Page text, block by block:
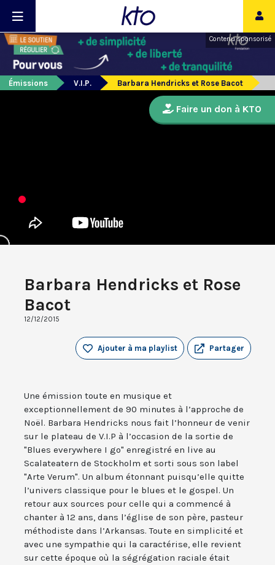
Contenu sponsorisé
Émissions V.I.P. Barbara Hendricks et Rose Bacot
Barbara Hendricks et Rose
Bacot
12/12/2015
Partager
Ajouter à ma playlist
Une émission toute en musique et
exceptionnellement de 90 minutes à l’approche de
Noël. Barbara Hendricks nous fait l’honneur de venir
sur le plateau de V.I.P à l’occasion de la sortie de
"Blues everywhere I go" enregistré en live au
Scalateatern de Stockholm et sorti sous son label
"Arte Verum". Un album étonnant puisqu’elle quitte
l’univers classique pour le blues et le gospel. Un
retour aux sources pour celle qui a commencé à
chanter à 12 ans, dans l’église de son père, pasteur
méthodiste dans l’Arkansas. Toute en simplicité et
avec une sympathie qui la caractérise, elle revient
sur cette époque où la ségrégation raciale était
Faire un don à KTO